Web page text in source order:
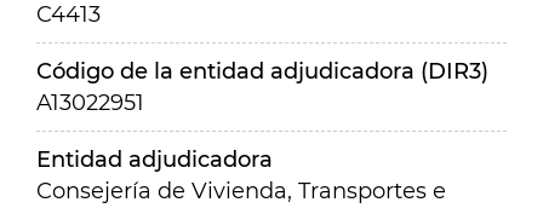
C4413
Código de la entidad adjudicadora (DIR3)
A13022951
Entidad adjudicadora
Consejería de Vivienda, Transportes e